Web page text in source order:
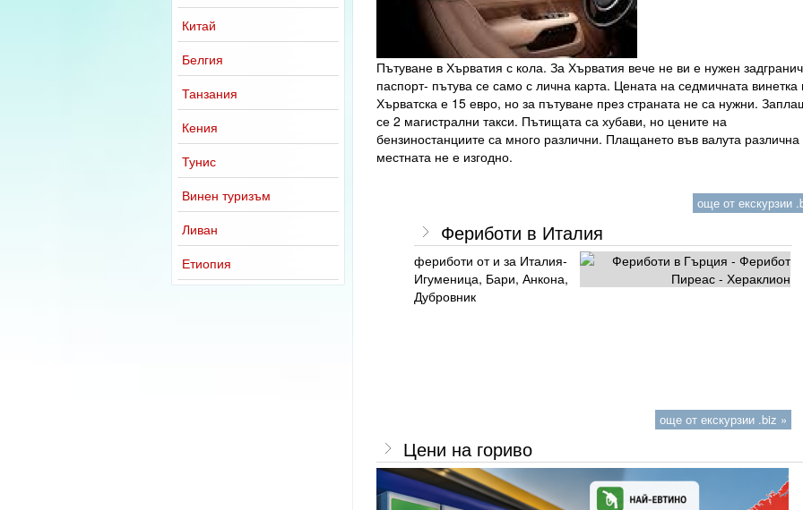
Китай
Белгия
Танзания
Кения
Тунис
Винен туризъм
Ливан
Етиопия
Пътуване в Хърватия с кола. За Хърватия вече не ви е нужен
паспорт- пътува се само с лична карта. Цената на седмичната винетка
Хърватска е 15 евро, но за пътуване през страната не са нужни.
се 2 магистрални такси. Пътищата са хубави, но цените на
бензиностанциите са много различни. Плащането във валута различна
местната не е изгодно.
още от екскурзии
Фериботи в Италия
фериботи от и за Италия-
Игуменица, Бари, Анкона,
Дубровник
още от екскурзии .biz »
Цени на гориво